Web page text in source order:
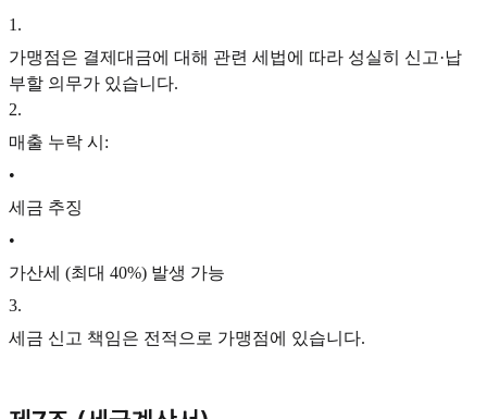
1 .
가맹점은 결제대금에 대해 관련 세법에 따라 성실히 신고·납
부할 의무가 있습니다.
2.
매출 누락 시:
•
세금 추징
•
가산세 (최대 40%) 발생 가능
3.
세금 신고 책임은 전적으로 가맹점에 있습니다.